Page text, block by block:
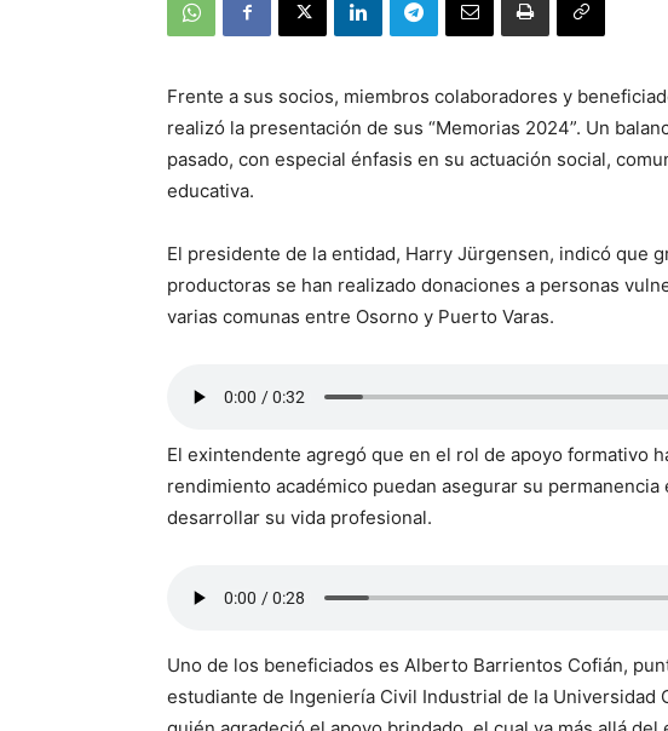
Frente a sus socios, miembros colaboradores y
realizó la presentación de sus “Memorias 2024”. Un
pasado, con especial énfasis en su actuación social,
educativa.
El presidente de la entidad, Harry Jürgensen, indicó que
productoras se han realizado donaciones a personas
varias comunas entre Osorno y Puerto Varas.
El exintendente agregó que en el rol de apoyo formativo
rendimiento académico puedan asegurar su
desarrollar su vida profesional.
Uno de los beneficiados es Alberto Barrientos Cofián,
estudiante de Ingeniería Civil Industrial de la Universidad